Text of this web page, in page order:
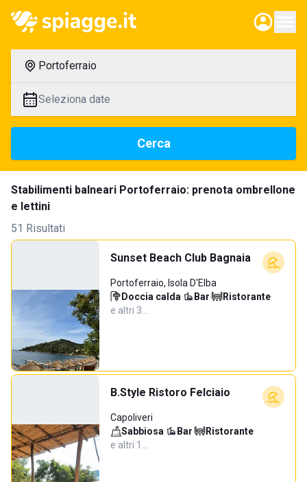
Portoferraio
Seleziona date
Cerca
Stabilimenti balneari Portoferraio: prenota ombrellone
e lettini
51 Risultati
Sunset Beach Club Bagnaia
Portoferraio, Isola D'Elba
Doccia calda· Bar· Ristorante·
e altri 3…
B.Style Ristoro Felciaio
Capoliveri
Sabbiosa· Bar· Ristorante·
e altri 1…